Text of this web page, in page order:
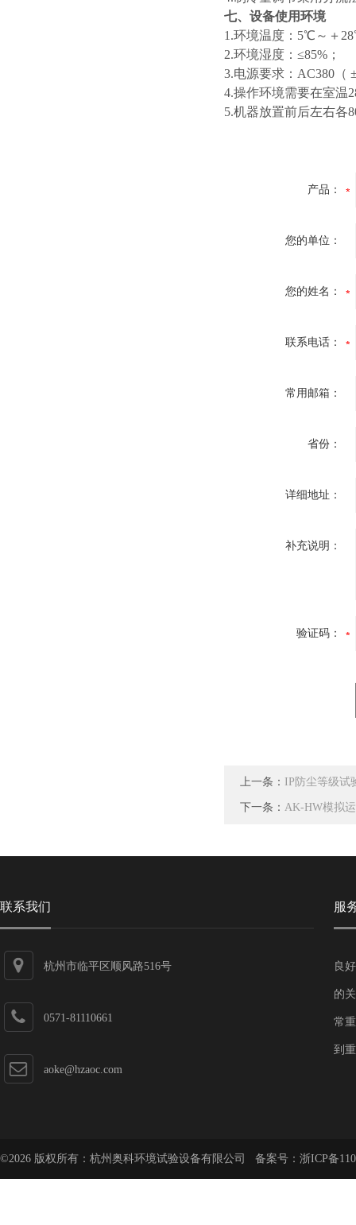
七、设备使用环境
1.环境温度：5℃～＋
2.环境湿度：≤85%；
3.电源要求：AC380（
4.操作环境需要在室温
5.机器放置前后左右各
产品：
您的单位：
您的姓名：
联系电话：
常用邮箱：
省份：
详细地址：
补充说明：
验证码：
上一条： IP防尘等级试
下一条： AK-HW模拟
联系我们
杭州市临平区顺风路516号
0571-81110661
aoke@hzaoc.com
服
良
的
常
到
©2026 版权所有：杭州奥科环境试验设备有限公司 备案号： 浙ICP备